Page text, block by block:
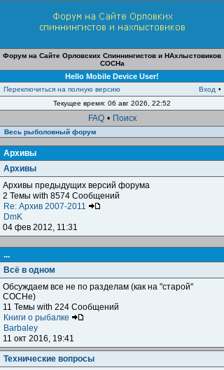
Форум на Сайте Орловских Спиннингистов и НАхлыстовиков
СОСНа
Hello Mobile Device User!
Переключиться на полную версию Вход •
Текущее время: 06 авг 2026, 22:52
FAQ • Поиск
Весь рыболовный форум
Архивы
Архивы
Архивы предыдущих версий форума
2 Темы with 8574 Сообщений
Re: Архив 2007-2011
DmK
04 фев 2012, 11:31
...
Всё в одном
Обсуждаем все не по разделам (как на "старой"
СОСНе)
11 Темы with 224 Сообщений
Книги о рыбалке
Barbaley
11 окт 2016, 19:41
Технические вопросы